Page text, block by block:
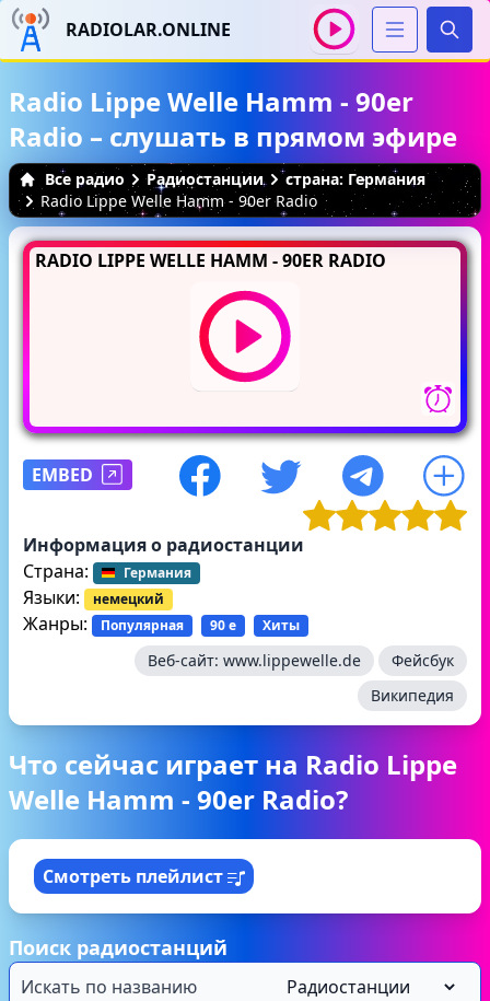
RADIOLAR.ONLINE
Radio Lippe Welle Hamm - 90er
Radio – слушать в прямом эфире
Все радио Радиостанции
страна: Германия
Radio Lippe Welle Hamm - 90er Radio
RADIO LIPPE WELLE HAMM - 90ER RADIO
EMBED
Информация о радиостанции
Страна:
Германия
Языки: немецкий
Жанры: Популярная 90 е Хиты
Веб-сайт: www.lippewelle.de
Фейсбук
Википедия
Что сейчас играет на Radio Lippe
Welle Hamm - 90er Radio?
Смотреть плейлист
Поиск радиостанций